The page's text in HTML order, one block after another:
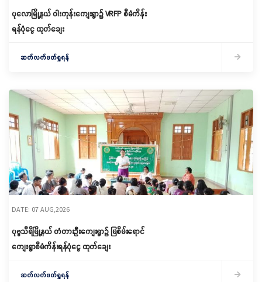
ပုလောမြို့နယ် ဝါးကုန်းကျေးရွာ၌ ‌VRFP စီမံကိန်း
ရန်ပုံငွေ ထုတ်ချေး
ဆက်လက်ဖတ်ရှုရန်
DATE: 07 AUG,2026
ပုဗ္ဗသီရိမြို့နယ် တံတားဦးကျေးရွာ၌ မြစိမ်းရောင်
ကျေးရွာစီမံကိန်းရန်ပုံငွေ ထုတ်ချေး
ဆက်လက်ဖတ်ရှုရန်